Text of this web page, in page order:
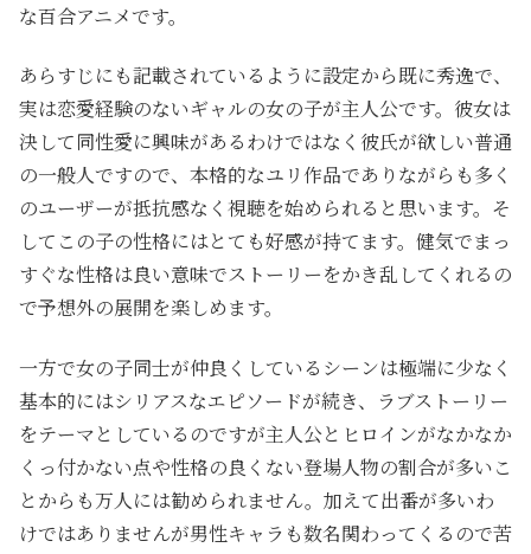
な百合アニメです。
あらすじにも記載されているように設定から既に秀逸で、
実は恋愛経験のないギャルの女の子が主人公です。彼女は
決して同性愛に興味があるわけではなく彼氏が欲しい普通
の一般人ですので、本格的なユリ作品でありながらも多く
のユーザーが抵抗感なく視聴を始められると思います。そ
してこの子の性格にはとても好感が持てます。健気でまっ
すぐな性格は良い意味でストーリーをかき乱してくれるの
で予想外の展開を楽しめます。
一方で女の子同士が仲良くしているシーンは極端に少なく
基本的にはシリアスなエピソードが続き、ラブストーリー
をテーマとしているのですが主人公とヒロインがなかなか
くっ付かない点や性格の良くない登場人物の割合が多いこ
とからも万人には勧められません。加えて出番が多いわ
けではありませんが男性キャラも数名関わってくるので苦